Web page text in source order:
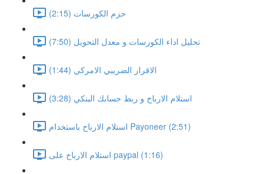
حزم الكورسات (2:15)
تحليل اداء الكورسات و معدل التحويل (7:50)
الاقرار الضريبي الامركي (1:44)
استلام الارباح و ربط حسابك البنكي (3:28)
استلام الارباح باستخدام Payoneer (2:51)
استلام الارباح على paypal (1:16)